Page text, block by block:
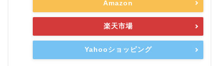
Amazon
楽天市場
Yahooショッピング